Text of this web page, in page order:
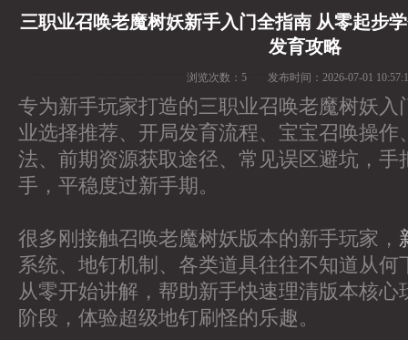
三职业召唤老魔树妖新手入门全指南 从零起步
发育攻略
浏览次数： 5 发布时间： 2026-07-01
专为新手玩家打造的三职业召唤老魔树妖入
业选择推荐、开局发育流程、宝宝召唤操作
法、前期资源获取途径、常见误区避坑，手
手，平稳度过新手期。
很多刚接触召唤老魔树妖版本的新手玩家，
系统、地钉机制、各类道具往往不知道从何
从零开始讲解，帮助新手快速理清版本核心
阶段，体验超级地钉刷怪的乐趣。